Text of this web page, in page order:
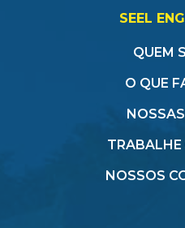
SEEL
QUEM
O QUE
TRABALHE
NOSSOS